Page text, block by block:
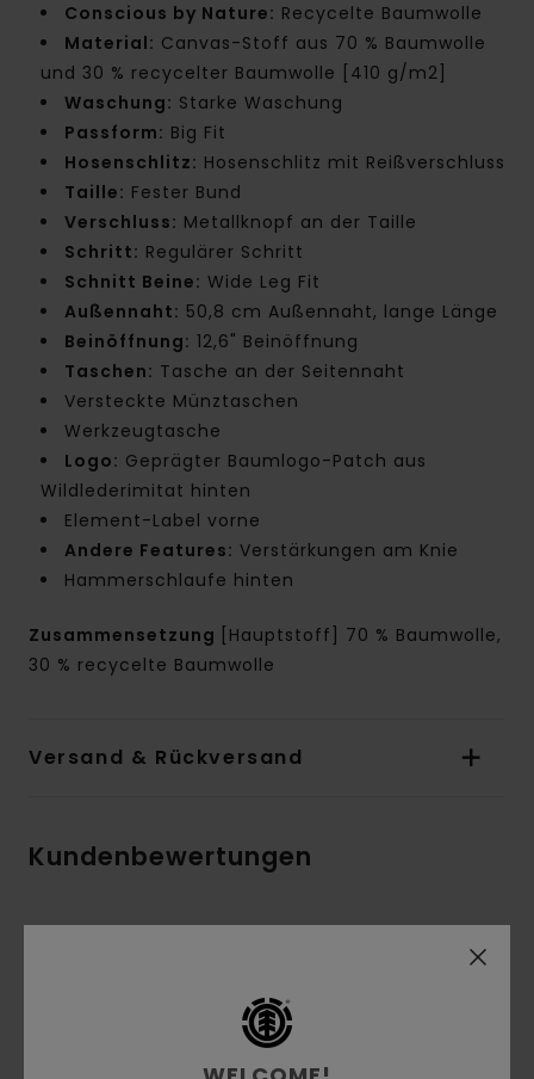
Conscious by Nature: Recycelte Baumwolle
Material: Canvas-Stoff aus 70 % Baumwolle
und 30 % recycelter Baumwolle [410 g/m2]
Waschung: Starke Waschung
Passform: Big Fit
Hosenschlitz: Hosenschlitz mit Reißverschluss
Taille: Fester Bund
Verschluss: Metallknopf an der Taille
Schritt: Regulärer Schritt
Schnitt Beine: Wide Leg Fit
Außennaht: 50,8 cm Außennaht, lange Länge
Beinöffnung: 12,6" Beinöffnung
Taschen: Tasche an der Seitennaht
Versteckte Münztaschen
Werkzeugtasche
Logo: Geprägter Baumlogo-Patch aus
Wildlederimitat hinten
Element-Label vorne
Andere Features: Verstärkungen am Knie
Hammerschlaufe hinten
Zusammensetzung
[Hauptstoff] 70 % Baumwolle,
30 % recycelte Baumwolle
Versand & Rückversand
Kundenbewertungen
4.7